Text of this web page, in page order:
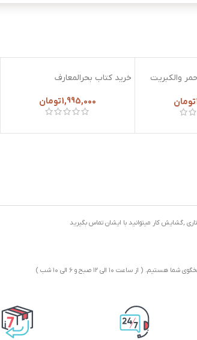
الکرسی دستور خواندن اسماء الحسنی
جدول کامل امور مردم
آتشی، روش مثلثه بادی
قرآنی در دانستن روش و طرح مثلثات
والکبریت
روحانیةتومان
خرید کتاب بحرالمعارف
1,995,000تومان